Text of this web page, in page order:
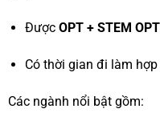
Được OPT + STEM
Có thời gian đi làm
Các ngành nổi bật gồm: